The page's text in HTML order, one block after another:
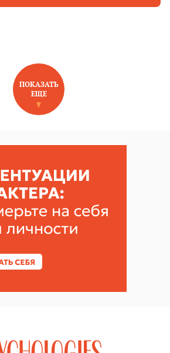
НОВОЕ НА САЙТЕ
ПОКАЗАТЬ
ЕЩЕ